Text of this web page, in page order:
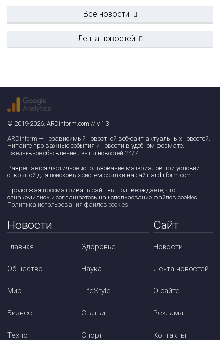
Все новости
Лента новостей
© 2019-2026. ARDinform.com // v.1.3
ARDinform — независимый новостной веб-сайт актуальных новостей.
Читайте про важные события и новости в удобном формате.
Ежедневное обновление ленты новостей 24/7.
Разрешается частичное использование материалов при условии
открытой для поисковых систем ссылки на сайт ardinform.com
Продолжая просматривать сайт вы подтверждаете, что
ознакомились и соглашаетесь на использование файлов cookies.
Политика использования файлов cookies.
Новости
Главная
Общество
Мир
Бизнес
Техно
Здоровье
Наука
LifeStyle
Статьи
Спорт
Сайт
Новости
Лента новостей
О сайте
Реклама
Контакты